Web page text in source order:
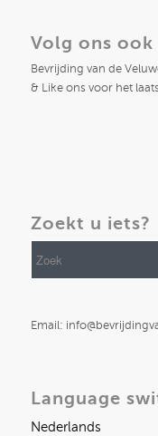
Volg ons
Bevrijding van de
& Like ons voor het
Zoekt u iets?
Email:
Language
Nederlands